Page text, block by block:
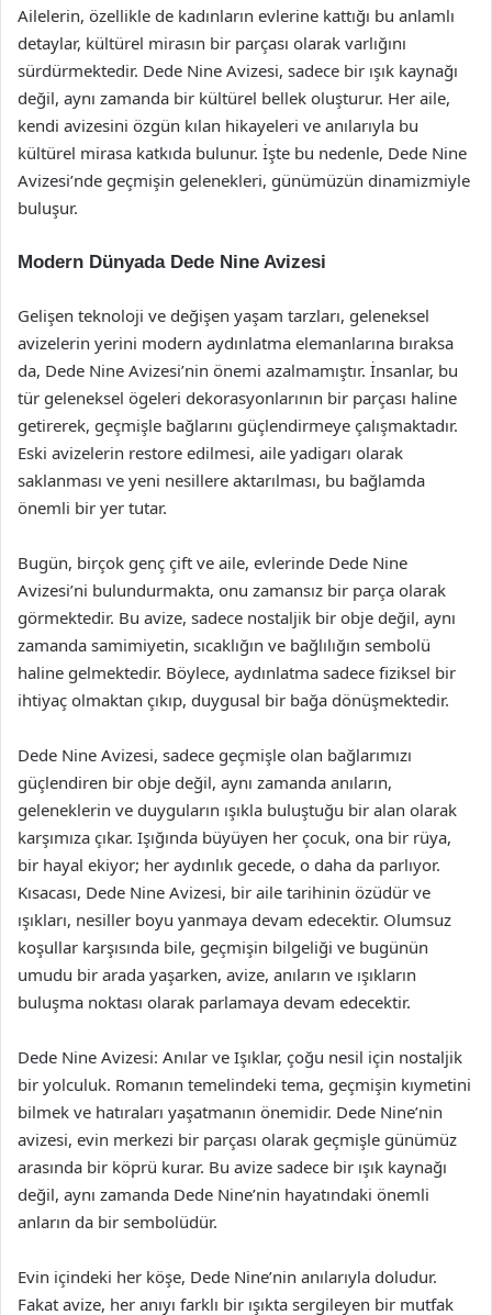
Ailelerin, özellikle de kadınların evlerine kattığı bu anlamlı
detaylar, kültürel mirasın bir parçası olarak varlığını
sürdürmektedir. Dede Nine Avizesi, sadece bir ışık kaynağı
değil, aynı zamanda bir kültürel bellek oluşturur. Her aile,
kendi avizesini özgün kılan hikayeleri ve anılarıyla bu
kültürel mirasa katkıda bulunur. İşte bu nedenle, Dede Nine
Avizesi’nde geçmişin gelenekleri, günümüzün dinamizmiyle
buluşur.
Modern Dünyada Dede Nine Avizesi
Gelişen teknoloji ve değişen yaşam tarzları, geleneksel
avizelerin yerini modern aydınlatma elemanlarına bıraksa
da, Dede Nine Avizesi’nin önemi azalmamıştır. İnsanlar, bu
tür geleneksel ögeleri dekorasyonlarının bir parçası haline
getirerek, geçmişle bağlarını güçlendirmeye çalışmaktadır.
Eski avizelerin restore edilmesi, aile yadigarı olarak
saklanması ve yeni nesillere aktarılması, bu bağlamda
önemli bir yer tutar.
Bugün, birçok genç çift ve aile, evlerinde Dede Nine
Avizesi’ni bulundurmakta, onu zamansız bir parça olarak
görmektedir. Bu avize, sadece nostaljik bir obje değil, aynı
zamanda samimiyetin, sıcaklığın ve bağlılığın sembolü
haline gelmektedir. Böylece, aydınlatma sadece fiziksel bir
ihtiyaç olmaktan çıkıp, duygusal bir bağa dönüşmektedir.
Dede Nine Avizesi, sadece geçmişle olan bağlarımızı
güçlendiren bir obje değil, aynı zamanda anıların,
geleneklerin ve duyguların ışıkla buluştuğu bir alan olarak
karşımıza çıkar. Işığında büyüyen her çocuk, ona bir rüya,
bir hayal ekiyor; her aydınlık gecede, o daha da parlıyor.
Kısacası, Dede Nine Avizesi, bir aile tarihinin özüdür ve
ışıkları, nesiller boyu yanmaya devam edecektir. Olumsuz
koşullar karşısında bile, geçmişin bilgeliği ve bugünün
umudu bir arada yaşarken, avize, anıların ve ışıkların
buluşma noktası olarak parlamaya devam edecektir.
Dede Nine Avizesi: Anılar ve Işıklar, çoğu nesil için nostaljik
bir yolculuk. Romanın temelindeki tema, geçmişin kıymetini
bilmek ve hatıraları yaşatmanın önemidir. Dede Nine’nin
avizesi, evin merkezi bir parçası olarak geçmişle günümüz
arasında bir köprü kurar. Bu avize sadece bir ışık kaynağı
değil, aynı zamanda Dede Nine’nin hayatındaki önemli
anların da bir sembolüdür.
Evin içindeki her köşe, Dede Nine’nin anılarıyla doludur.
Fakat avize, her anıyı farklı bir ışıkta sergileyen bir mutfak